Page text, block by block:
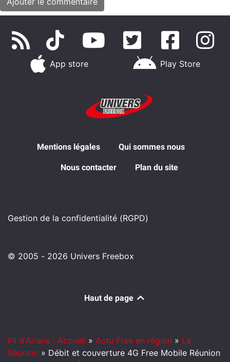
App store Play Store
Mentions légales Qui sommes nous
Nous contacter Plan du site
Gestion de la confidentialité (RGPD)
© 2005 - 2026 Univers Freebox
Haut de page
Fil d'Ariane : Accueil » Actu Free en région » La
Réunion » Débit et couverture 4G Free Mobile Réunion